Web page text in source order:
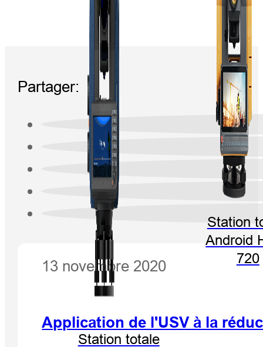
Station totale
Station
Android
720
Partager:
13 novembre 2020
Application de l'USV à la